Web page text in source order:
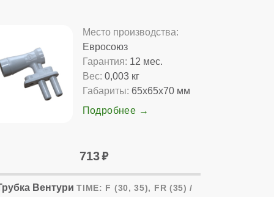
Место производства:
Евросоюз
Гарантия: 12 мес.
Вес: 0,003 кг
Габариты: 65x65x70 мм
Подробнее
713
Вентури TIME: F (30, 35), FR (35) /